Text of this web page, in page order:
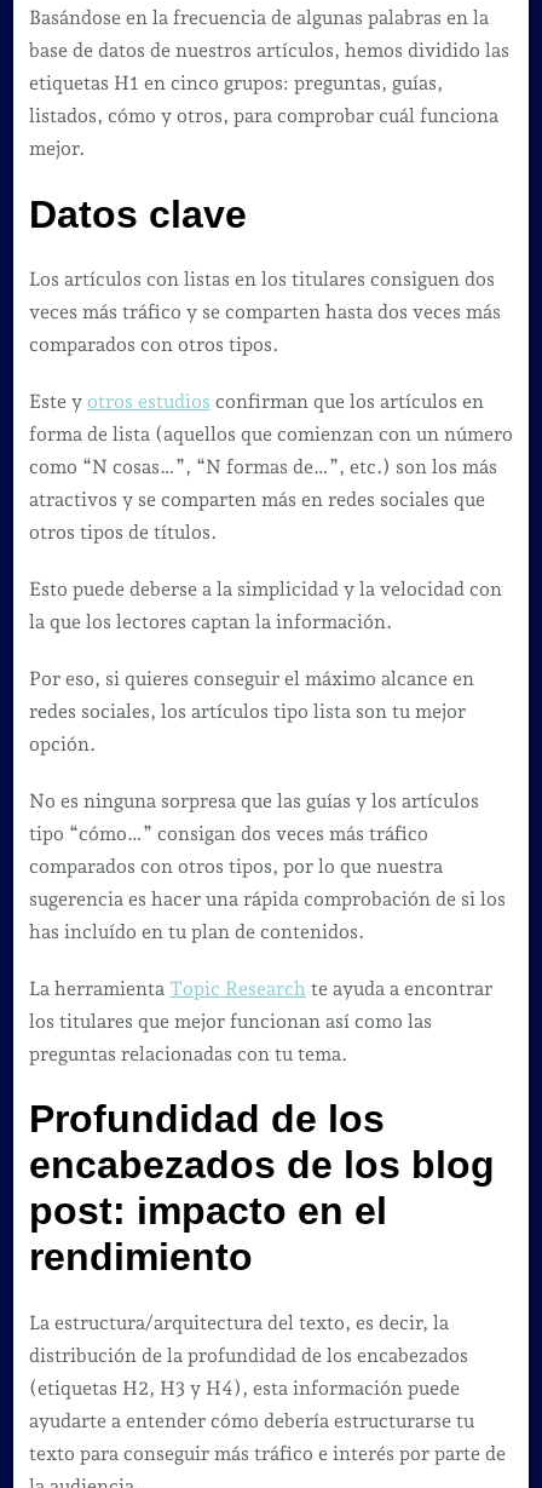
Basándose en la frecuencia de algunas palabras en la
base de datos de nuestros artículos, hemos dividido las
etiquetas H1 en cinco grupos: preguntas, guías,
listados, cómo y otros, para comprobar cuál funciona
mejor.
Datos clave
Los artículos con listas en los titulares consiguen dos
veces más tráfico y se comparten hasta dos veces más
comparados con otros tipos.
Este y otros estudios confirman que los artículos en
forma de lista (aquellos que comienzan con un número
como “N cosas…”, “N formas de…”, etc.) son los más
atractivos y se comparten más en redes sociales que
otros tipos de títulos.
Esto puede deberse a la simplicidad y la velocidad con
la que los lectores captan la información.
Por eso, si quieres conseguir el máximo alcance en
redes sociales, los artículos tipo lista son tu mejor
opción.
No es ninguna sorpresa que las guías y los artículos
tipo “cómo…” consigan dos veces más tráfico
comparados con otros tipos, por lo que nuestra
sugerencia es hacer una rápida comprobación de si los
has incluído en tu plan de contenidos.
La herramienta Topic Researchte ayuda a encontrar
los titulares que mejor funcionan así como las
preguntas relacionadas con tu tema.
Profundidad de los
encabezados de los blog
post: impacto en el
rendimiento
La estructura/arquitectura del texto, es decir, la
distribución de la profundidad de los encabezados
(etiquetas H2, H3 y H4), esta información puede
ayudarte a entender cómo debería estructurarse tu
texto para conseguir más tráfico e interés por parte de